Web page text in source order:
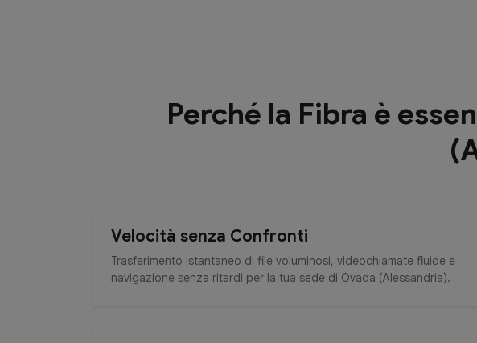
Perché la Fibra è
Velocità senza Confronti
Trasferimento istantaneo di file voluminosi, videochiamate fluide e
navigazione senza ritardi per la tua sede di Ovada (Alessandria).